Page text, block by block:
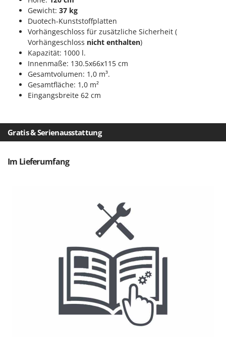
Schneefräsen
Schneeräumer
Schrotmühlen - elektrisch
Schwader für Traktoren
Schweißgeräte
Seilwinden - Motorseilwinden
Sichelmähwerke für Traktoren
Sortierer für Oliven
Sprühgeräte für Pflanzenbehandlung
Stäubegeräte für Traktor
Teppichreiniger und Teppichbodenreiniger
Thermische und mechanische Unkrautbrenner
Tragbare Powerstationen
Traktor-Heckenscheren mit Ausleger
Umkehrfräsen
Hailo
Helvi
Henx
HiKOKI
Honda
Imperia
Intec
JOLLY ITALIA
Gewicht: 37 kg
Duotech-Kunststoffplatten
Vorhängeschloss für zusätzliche Sicherheit (
Vorhängeschloss nicht enthalten)
Kapazität: 1000 l.
Innenmaße: 130.5x66x115 cm
Gesamtvolumen: 1,0 m³.
Gesamtfläche: 1,0 m²
Eingangsbreite 62 cm
Gratis & Serienausstattung
Im Lieferumfang